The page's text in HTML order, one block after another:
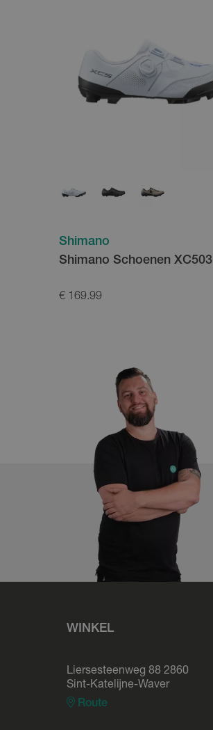
Shimano
Shimano Schoenen XC503
€ 169.99
WINKEL
Liersesteenweg 88 2860
Sint-Katelijne-Waver
Route